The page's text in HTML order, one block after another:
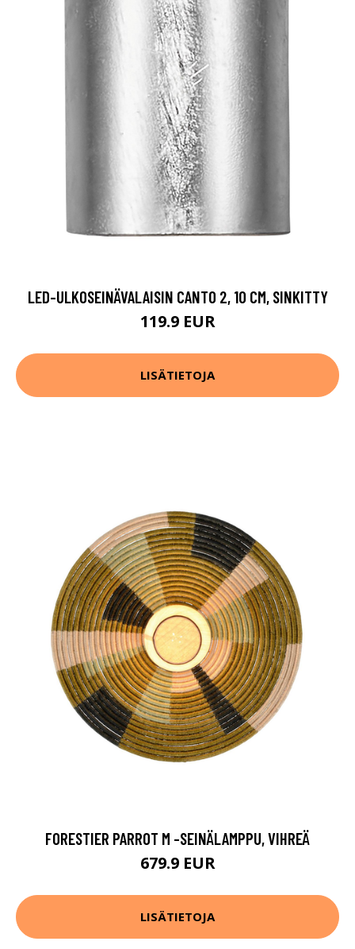
LED-ULKOSEINÄVALAISIN CANTO 2, 10 CM, SINKITTY
119.9 EUR
LISÄTIETOJA
FORESTIER PARROT M -SEINÄLAMPPU, VIHREÄ
679.9 EUR
LISÄTIETOJA